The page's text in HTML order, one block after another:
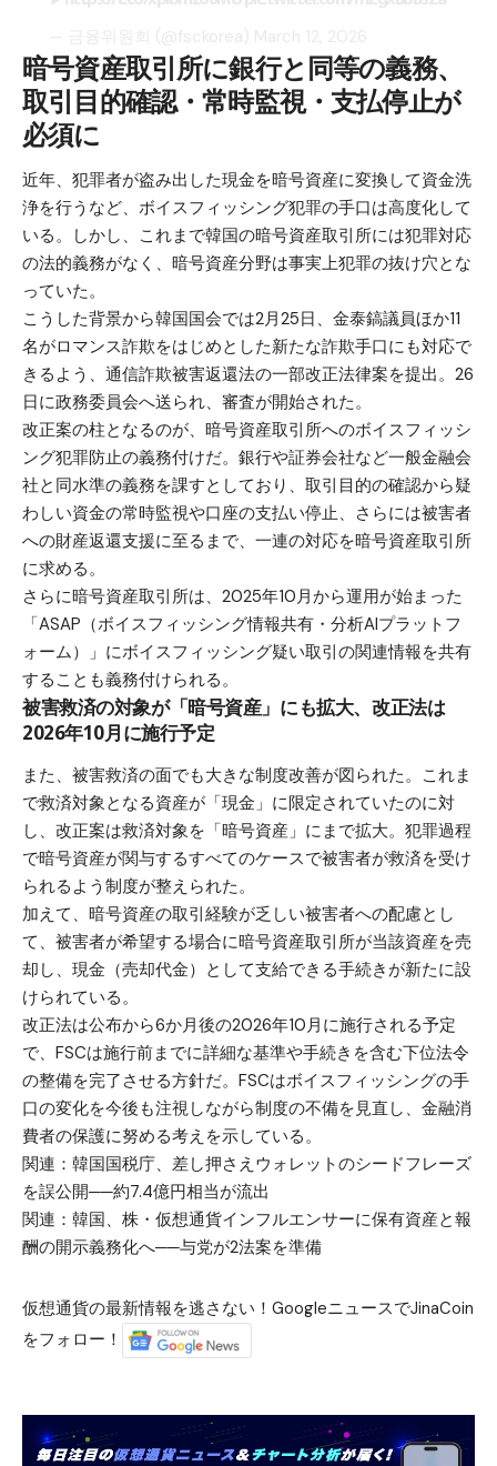
暗号資産取引所に銀行と同等の義務、
取引目的確認・常時監視・支払停止が
必須に
近年、犯罪者が盗み出した現金を暗号資産に変換して資金洗
浄を行うなど、ボイスフィッシング犯罪の手口は高度化して
いる。しかし、これまで韓国の暗号資産取引所には犯罪対応
の法的義務がなく、暗号資産分野は事実上犯罪の抜け穴とな
っていた。
こうした背景から韓国国会では2月25日、金泰鎬議員ほか11
名がロマンス詐欺をはじめとした新たな詐欺手口にも対応で
きるよう、通信詐欺被害返還法の一部改正法律案を提出。26
日に政務委員会へ送られ、審査が開始された。
改正案の柱となるのが、暗号資産取引所へのボイスフィッシ
ング犯罪防止の義務付けだ。銀行や証券会社など一般金融会
社と同水準の義務を課すとしており、取引目的の確認から疑
わしい資金の常時監視や口座の支払い停止、さらには被害者
への財産返還支援に至るまで、一連の対応を暗号資産取引所
に求める。
さらに暗号資産取引所は、2025年10月から運用が始まった
「ASAP（ボイスフィッシング情報共有・分析AIプラットフ
ォーム）」にボイスフィッシング疑い取引の関連情報を共有
することも義務付けられる。
被害救済の対象が「暗号資産」にも拡大、改正法は
2026年10月に施行予定
また、被害救済の面でも大きな制度改善が図られた。これま
で救済対象となる資産が「現金」に限定されていたのに対
し、改正案は救済対象を「暗号資産」にまで拡大。犯罪過程
で暗号資産が関与するすべてのケースで被害者が救済を受け
られるよう制度が整えられた。
加えて、暗号資産の取引経験が乏しい被害者への配慮とし
て、被害者が希望する場合に暗号資産取引所が当該資産を売
却し、現金（売却代金）として支給できる手続きが新たに設
けられている。
改正法は公布から6か月後の2026年10月に施行される予定
で、FSCは施行前までに詳細な基準や手続きを含む下位法令
の整備を完了させる方針だ。FSCはボイスフィッシングの手
口の変化を今後も注視しながら制度の不備を見直し、金融消
費者の保護に努める考えを示している。
関連： 韓国国税庁、差し押さえウォレットのシードフレーズ
を誤公開──約7.4億円相当が流出
関連： 韓国、株・仮想通貨インフルエンサーに保有資産と報
酬の開示義務化へ──与党が2法案を準備
仮想通貨の最新情報を逃さない！GoogleニュースでJinaCoin
をフォロー！